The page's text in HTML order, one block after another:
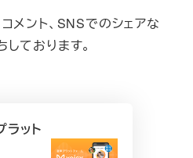
メント、SNSでのシェアな
ております。
ット